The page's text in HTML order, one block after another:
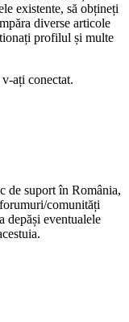
existente, să obțineți
diverse articole
profilul și multe
ați conectat.
de suport în România,
comunități
depăși eventualele